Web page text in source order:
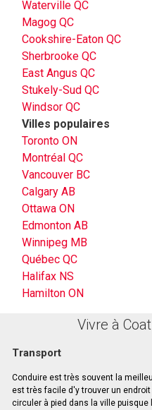
Waterville QC
Magog QC
Cookshire-Eaton QC
Sherbrooke QC
East Angus QC
Stukely-Sud QC
Windsor QC
Villes populaires
Toronto ON
Montréal QC
Vancouver BC
Calgary AB
Ottawa ON
Edmonton AB
Winnipeg MB
Québec QC
Halifax NS
Hamilton ON
Vivre à
Transport
Conduire est très souvent la
est très facile d'y trouver un
circuler à pied dans la ville